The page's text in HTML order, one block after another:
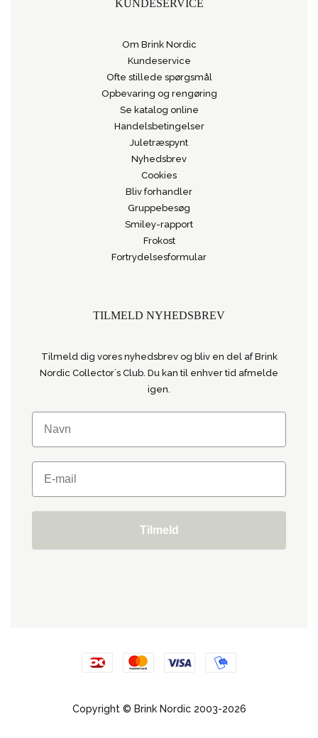
KUNDESERVICE
Om Brink Nordic
Kundeservice
Ofte stillede spørgsmål
Opbevaring og rengøring
Se katalog online
Handelsbetingelser
Juletræspynt
Nyhedsbrev
Cookies
Bliv forhandler
Gruppebesøg
Smiley-rapport
Frokost
Fortrydelsesformular
TILMELD NYHEDSBREV
Tilmeld dig vores nyhedsbrev og bliv en del af Brink
Nordic Collector´s Club. Du kan til enhver tid afmelde
igen.
Tilmeld
Copyright © Brink Nordic 2003-2026